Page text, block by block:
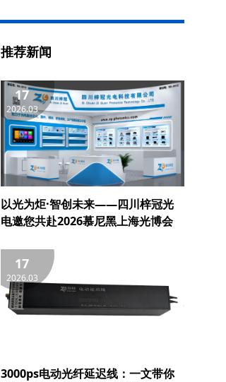
推荐新闻
17
2026.03
以光为炬·智创未来——四川梓冠光
电邀您共赴2026慕尼黑上海光博会
17
2026.03
3000ps电动光纤延迟线：一文带你